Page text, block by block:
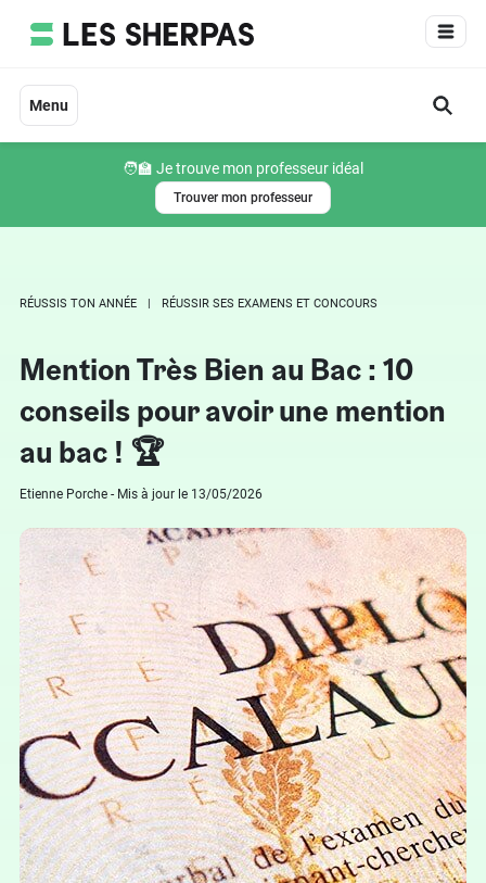
Menu
🧑‍🏫 Je trouve mon professeur idéal
Trouver mon professeur
RÉUSSIS TON ANNÉE RÉUSSIR SES EXAMENS ET CONCOURS
Mention Très Bien au Bac : 10
conseils pour avoir une mention
au bac ! 🏆
Etienne Porche - Mis à jour le 13/05/2026